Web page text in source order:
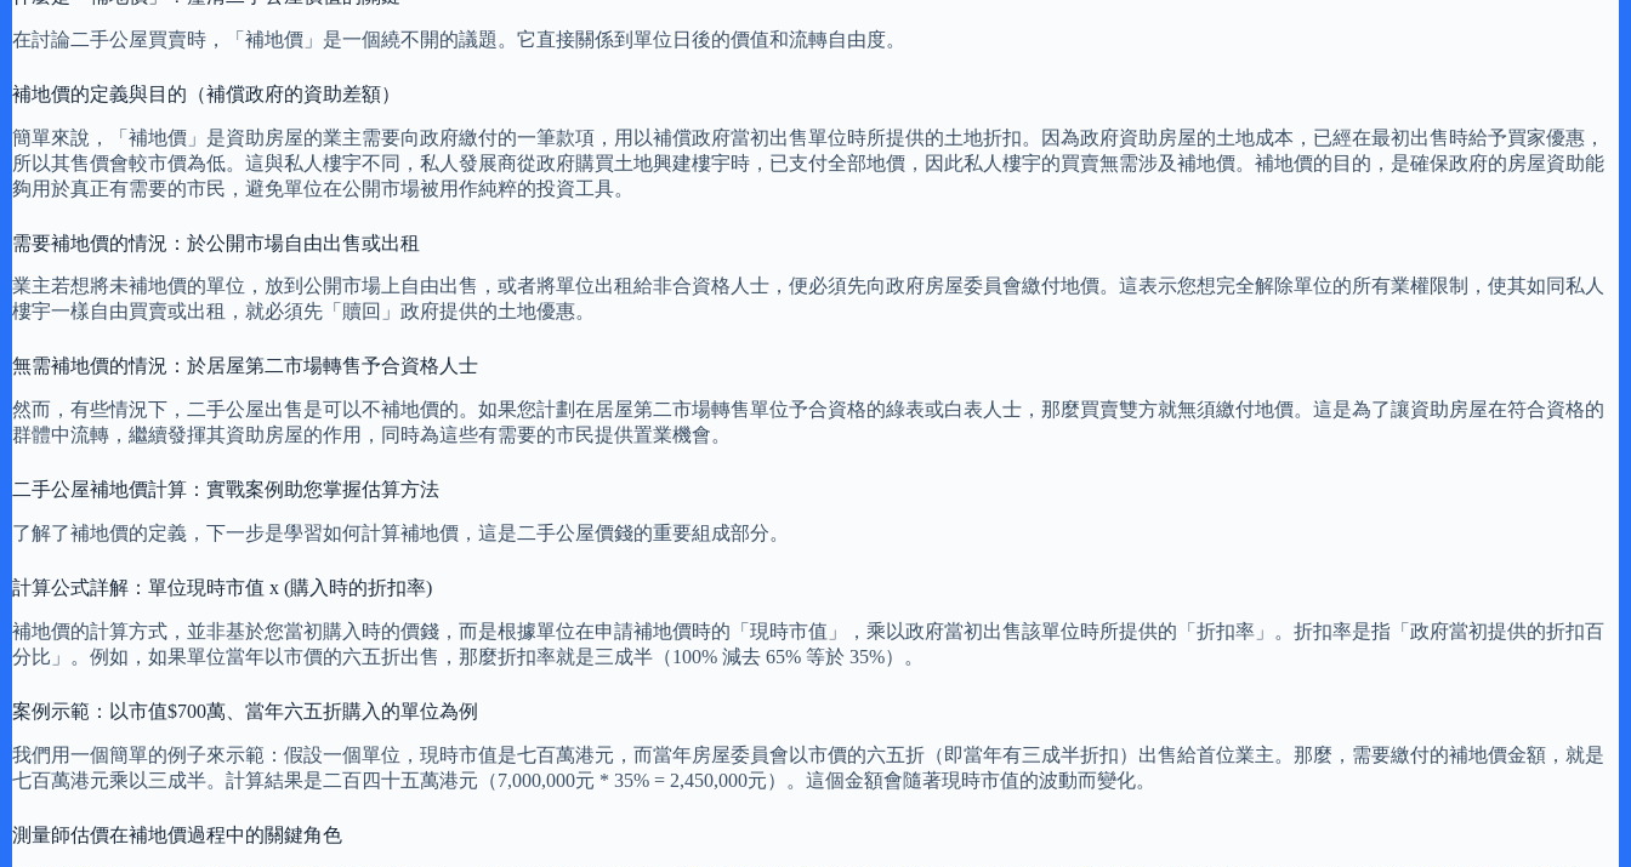
在討論二手公屋買賣時，「補地價」是一個繞不開的議題。它直接關係到單位日後的價值和流轉自由度。
補地價的定義與目的（補償政府的資助差額）
簡單來說，「補地價」是資助房屋的業主需要向政府繳付的一筆款項，用以補償政府當初出售單位時所提供的土地折扣。因為政府資助房屋的土地成本，已經在最初出售時給予買家優惠，
所以其售價會較市價為低。這與私人樓宇不同，私人發展商從政府購買土地興建樓宇時，已支付全部地價，因此私人樓宇的買賣無需涉及補地價。補地價的目的，是確保政府的房屋資助能
夠用於真正有需要的市民，避免單位在公開市場被用作純粹的投資工具。
需要補地價的情況：於公開市場自由出售或出租
業主若想將未補地價的單位，放到公開市場上自由出售，或者將單位出租給非合資格人士，便必須先向政府房屋委員會繳付地價。這表示您想完全解除單位的所有業權限制，使其如同私人
樓宇一樣自由買賣或出租，就必須先「贖回」政府提供的土地優惠。
無需補地價的情況：於居屋第二市場轉售予合資格人士
然而，有些情況下，二手公屋出售是可以不補地價的。如果您計劃在居屋第二市場轉售單位予合資格的綠表或白表人士，那麼買賣雙方就無須繳付地價。這是為了讓資助房屋在符合資格的
群體中流轉，繼續發揮其資助房屋的作用，同時為這些有需要的市民提供置業機會。
二手公屋補地價計算：實戰案例助您掌握估算方法
了解了補地價的定義，下一步是學習如何計算補地價，這是二手公屋價錢的重要組成部分。
計算公式詳解：單位現時市值 x (購入時的折扣率)
補地價的計算方式，並非基於您當初購入時的價錢，而是根據單位在申請補地價時的「現時市值」，乘以政府當初出售該單位時所提供的「折扣率」。折扣率是指「政府當初提供的折扣百
分比」。例如，如果單位當年以市價的六五折出售，那麼折扣率就是三成半（100% 減去 65% 等於 35%）。
案例示範：以市值$700萬、當年六五折購入的單位為例
我們用一個簡單的例子來示範：假設一個單位，現時市值是七百萬港元，而當年房屋委員會以市價的六五折（即當年有三成半折扣）出售給首位業主。那麼，需要繳付的補地價金額，就是
七百萬港元乘以三成半。計算結果是二百四十五萬港元（7,000,000元 * 35% = 2,450,000元）。這個金額會隨著現時市值的波動而變化。
測量師估價在補地價過程中的關鍵角色